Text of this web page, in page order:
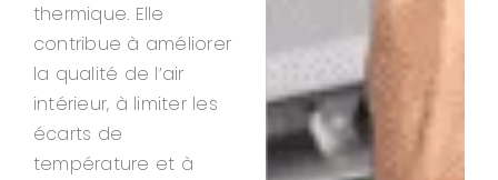
thermique. Elle
contribue à améliorer
la qualité de l’air
intérieur, à limiter les
écarts de
température et à